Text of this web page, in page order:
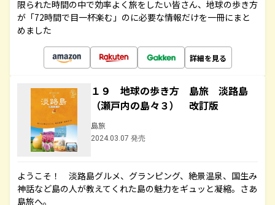
限られた時間の中で効率よく旅をしたい皆さん、地球の歩き方
が「72時間で目一杯楽む」のに必要な情報だけを一冊にまと
めました
詳細を見る
１９ 地球の歩き方 島旅 淡路島
（瀬戸内の島々３） 改訂版
島旅
2024.03.07 発売
ようこそ！ 淡路島グルメ、グランピング、絶景温泉、国生み
神話など島の人が教えてくれた島の魅力をギュッと凝縮。さあ
島旅へ。